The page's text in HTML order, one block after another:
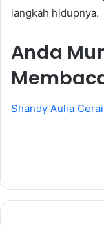
langkah hidupnya.
Anda
Shandy Aulia Cerai